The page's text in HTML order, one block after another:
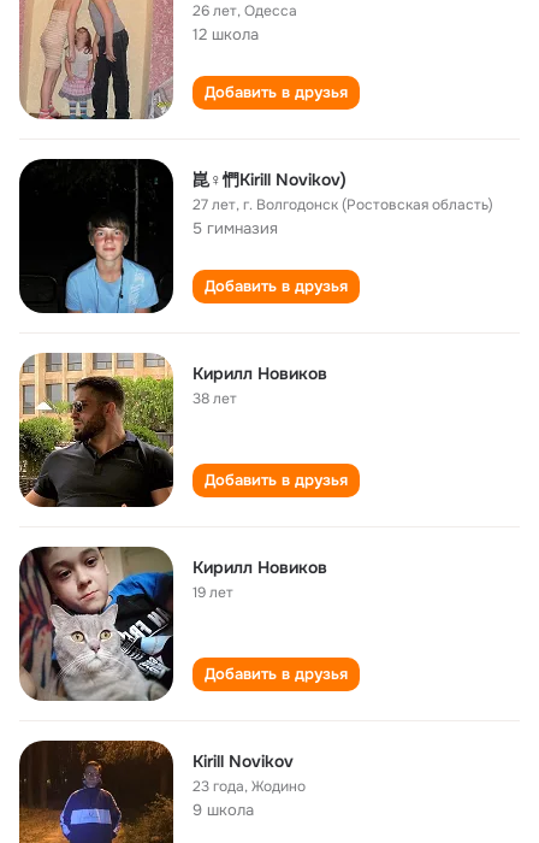
26 лет,Одесса
12 школа
Добавить в друзья
崑♀㥃Kirill Novikov)
27 лет,г. Волгодонск (Ростовская область)
5 гимназия
Добавить в друзья
Кирилл Новиков
38 лет
Добавить в друзья
Кирилл Новиков
19 лет
Добавить в друзья
Kirill Novikov
23 года,Жодино
9 школа